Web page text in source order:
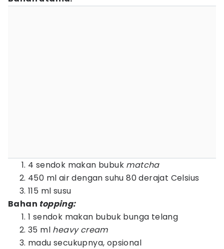
4 sendok makan bubuk matcha
450 ml air dengan suhu 80 derajat Celsius
115 ml susu
Bahan topping:
1 sendok makan bubuk bunga telang
35 ml heavy cream
madu secukupnya, opsional